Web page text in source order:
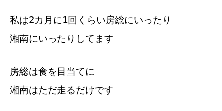
私は2カ月に1回くらい房総にいったり
湘南にいったりしてます
房総は食を目当てに
湘南はただ走るだけです